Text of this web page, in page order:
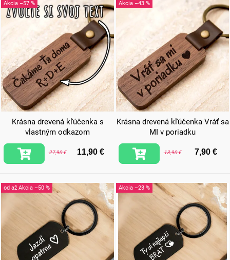
–57 %
Krásna drevená kľúčenka s
vlastným odkazom
27,90 € 11,90 €
–43 %
Krásna drevená kľúčenka Vráť sa
MI v poriadku
13,90 € 7,90 €
od až –50 % –23 %